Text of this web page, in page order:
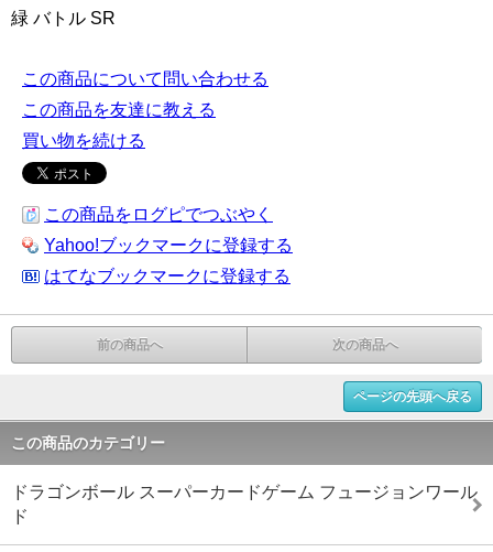
緑 バトル SR
この商品について問い合わせる
この商品を友達に教える
買い物を続ける
この商品をログピでつぶやく
Yahoo!ブックマークに登録する
はてなブックマークに登録する
前の商品へ 次の商品へ
ページの先頭へ戻る
この商品のカテゴリー
ドラゴンボール スーパーカードゲーム フュージョンワール
ド